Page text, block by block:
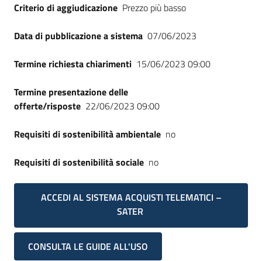
Criterio di aggiudicazione Prezzo più basso
Data di pubblicazione a sistema 07/06/2023
Termine richiesta chiarimenti 15/06/2023 09:00
Termine presentazione delle
offerte/risposte 22/06/2023 09:00
Requisiti di sostenibilità ambientale no
Requisiti di sostenibilità sociale no
ACCEDI AL SISTEMA ACQUISTI TELEMATICI –
SATER
CONSULTA LE GUIDE ALL'USO